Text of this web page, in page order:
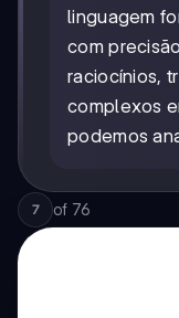
linguagem
com
raciocínios,
complexos
podemos
7 of 76